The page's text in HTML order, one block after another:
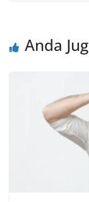
Anda